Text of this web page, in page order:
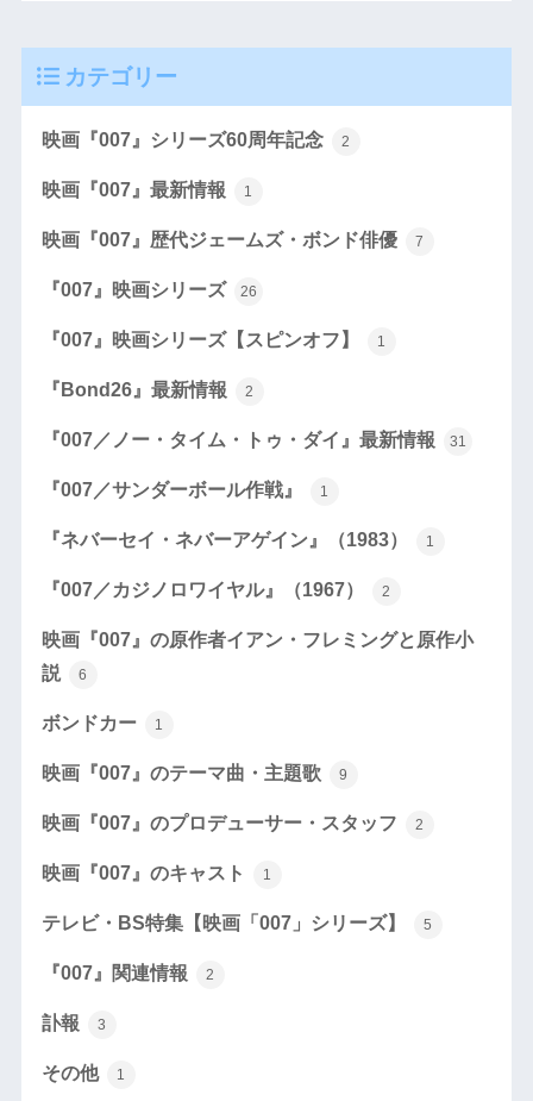
カテゴリー
映画『007』シリーズ60周年記念 2
映画『007』最新情報 1
映画『007』歴代ジェームズ・ボンド俳優 7
『007』映画シリーズ 26
『007』映画シリーズ【スピンオフ】 1
『Bond26』最新情報 2
『007／ノー・タイム・トゥ・ダイ』最新情報 31
『007／サンダーボール作戦』 1
『ネバーセイ・ネバーアゲイン』（1983） 1
『007／カジノロワイヤル』（1967） 2
映画『007』の原作者イアン・フレミングと原作小
説
6
ボンドカー 1
映画『007』のテーマ曲・主題歌 9
映画『007』のプロデューサー・スタッフ 2
映画『007』のキャスト 1
テレビ・BS特集【映画「007」シリーズ】 5
『007』関連情報 2
訃報 3
その他 1